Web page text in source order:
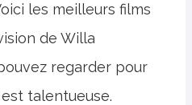
les meilleurs films
de Willa
regarder pour
talentueuse.